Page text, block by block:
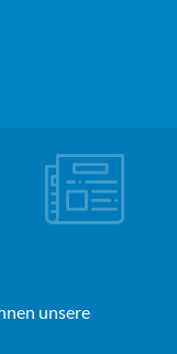
unsere